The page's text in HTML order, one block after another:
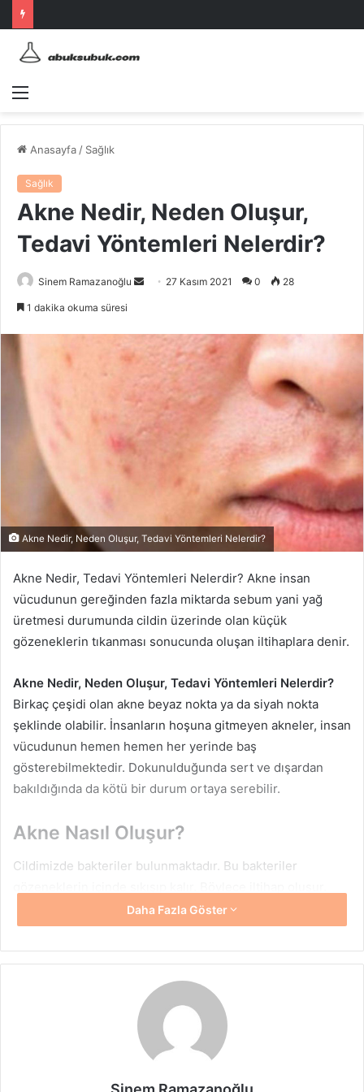
Menü
Anasayfa / Sağlık
Sağlık
Akne Nedir, Neden Oluşur,
Tedavi Yöntemleri Nelerdir?
Sinem Ramazanoğlu
Bir
göndermek
27 Kasım 2021 0 28
1 dakika okuma süresi
Akne Nedir, Neden Oluşur, Tedavi Yöntemleri Nelerdir?
Akne Nedir, Tedavi Yöntemleri Nelerdir? Akne insan
vücudunun gereğinden fazla miktarda sebum yani yağ
üretmesi durumunda cildin üzerinde olan küçük
gözeneklerin tıkanması sonucunda oluşan iltihaplara denir.
Akne Nedir, Neden Oluşur, Tedavi Yöntemleri Nelerdir?
Birkaç çeşidi olan akne beyaz nokta ya da siyah nokta
şeklinde olabilir. İnsanların hoşuna gitmeyen akneler, insan
vücudunun hemen hemen her yerinde baş
gösterebilmektedir. Dokunulduğunda sert ve dışardan
bakıldığında da kötü bir durum ortaya serebilir.
Akne Nasıl Oluşur?
Cildimizde bakteriler bulunmaktadır. Bu bakteriler
İltihap oluşması ise sivilceye zemin hazırlar.
Sıklıklayüz, göğüs, üst sırt, omuz bölgelerindesivilce
yaygın olarak görülmektedir.
Ergenlik dönemlerinde
olan kişilerin yaklaşık %85’inde
sivilce sorunu görülmektedir. Bununla beraber 30 -40
Daha Fazla Göster